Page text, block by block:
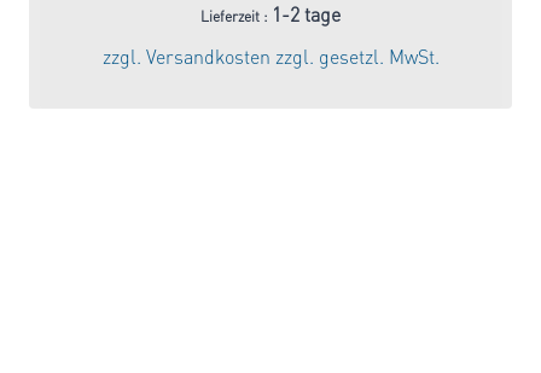
Preis
war:
42,70 €
Preis
Lieferzeit : 1-2 tage
zzgl. Versandkosten zzgl. gesetzl. MwSt.